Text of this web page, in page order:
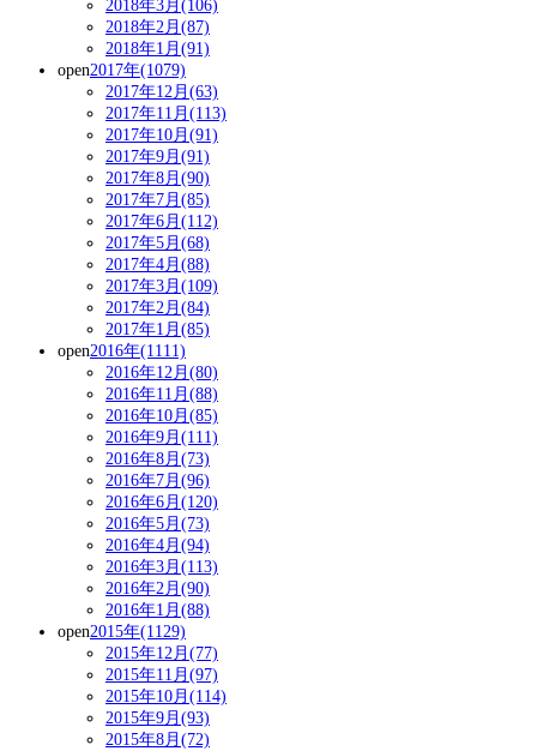
2018年3月(106)
2018年2月(87)
2018年1月(91)
open2017年(1079)
2017年12月(63)
2017年11月(113)
2017年10月(91)
2017年9月(91)
2017年8月(90)
2017年7月(85)
2017年6月(112)
2017年5月(68)
2017年4月(88)
2017年3月(109)
2017年2月(84)
2017年1月(85)
open2016年(1111)
2016年12月(80)
2016年11月(88)
2016年10月(85)
2016年9月(111)
2016年8月(73)
2016年7月(96)
2016年6月(120)
2016年5月(73)
2016年4月(94)
2016年3月(113)
2016年2月(90)
2016年1月(88)
open2015年(1129)
2015年12月(77)
2015年11月(97)
2015年10月(114)
2015年9月(93)
2015年8月(72)